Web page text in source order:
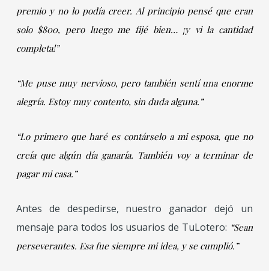
premio y no lo podía creer. Al principio pensé que eran
solo $800, pero luego me fijé bien… ¡y vi la cantidad
completa!”
“Me puse muy nervioso, pero también sentí una enorme
alegría. Estoy muy contento, sin duda alguna.”
“Lo primero que haré es contárselo a mi esposa, que no
creía que algún día ganaría. También voy a terminar de
pagar mi casa.”
Antes de despedirse, nuestro ganador dejó un
mensaje para todos los usuarios de TuLotero: “Sean
perseverantes. Esa fue siempre mi idea, y se cumplió.”